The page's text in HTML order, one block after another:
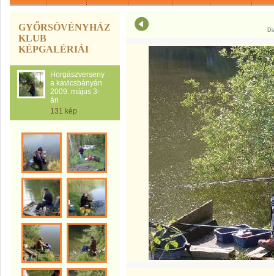
GYŐRSÖVÉNYHÁZ
KLUB
KÉPGALÉRIÁI
Horgászverseny
a kavicsbányán
2009. május 3-
án
131 kép